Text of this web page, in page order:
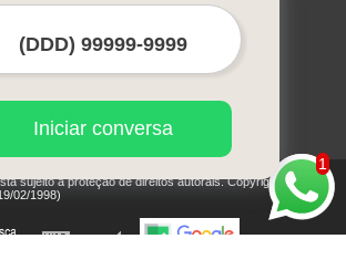
Contato
sujeito à proteção de direitos autorais. Copyright©
02/1998)
1
Iniciar conversa